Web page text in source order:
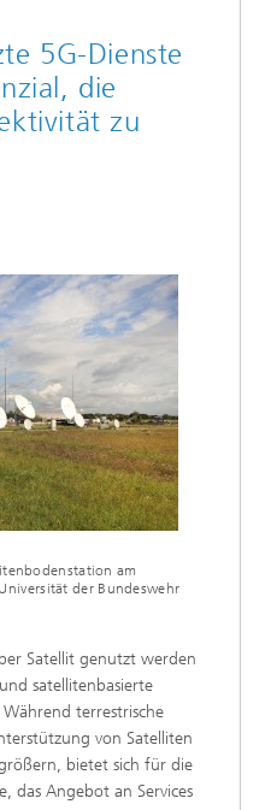
5G-Dienste
die
zu
am
der Bundeswehr
Satellit genutzt werden
satellitenbasierte
terrestrische
von Satelliten
bietet sich für die
das Angebot an Services